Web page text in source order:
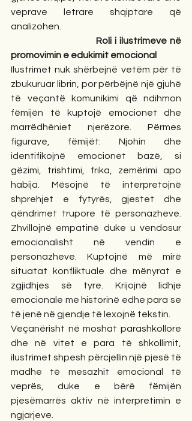
veprave letrare shqiptare që
analizohen.
Roli i ilustrimeve në
promovimin e edukimit emocional
Ilustrimet nuk shërbejnë vetëm për të
zbukuruar librin, por përbëjnë një gjuhë
të veçantë komunikimi që ndihmon
fëmijën të kuptojë emocionet dhe
marrëdhëniet njerëzore. Përmes
figurave, fëmijët: Njohin dhe
identifikojnë emocionet bazë, si
gëzimi, trishtimi, frika, zemërimi apo
habija. Mësojnë të interpretojnë
shprehjet e fytyrës, gjestet dhe
qëndrimet trupore të personazheve.
Zhvillojnë empatinë duke u vendosur
emocionalisht në vendin e
personazheve. Kuptojnë më mirë
situatat konfliktuale dhe mënyrat e
zgjidhjes së tyre. Krijojnë lidhje
emocionale me historinë edhe para se
të jenë në gjendje të lexojnë tekstin.
Veçanërisht në moshat parashkollore
dhe në vitet e para të shkollimit,
ilustrimet shpesh përcjellin një pjesë të
madhe të mesazhit emocional të
veprës, duke e bërë fëmijën
pjesëmarrës aktiv në interpretimin e
ngjarjeve.